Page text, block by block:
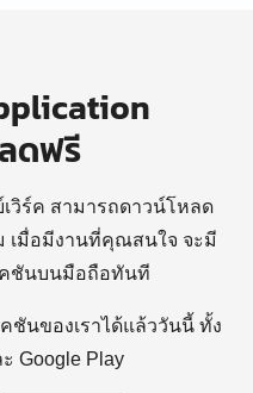
ดฟรี
วิร์ค สามารถดาวน์โหลด
เมื่อมีงานที่คุณสนใจ จะมี
คชันบนมือถือทันที
ชันของเราได้แล้ววันนี้ ทั้ง
Google Play